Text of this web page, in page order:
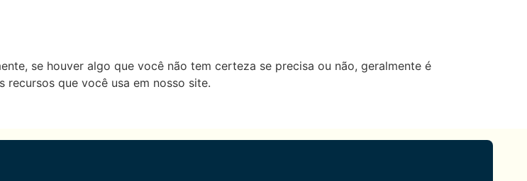
se houver algo que você não tem certeza se precisa ou não, geralmente é
que você usa em nosso site.